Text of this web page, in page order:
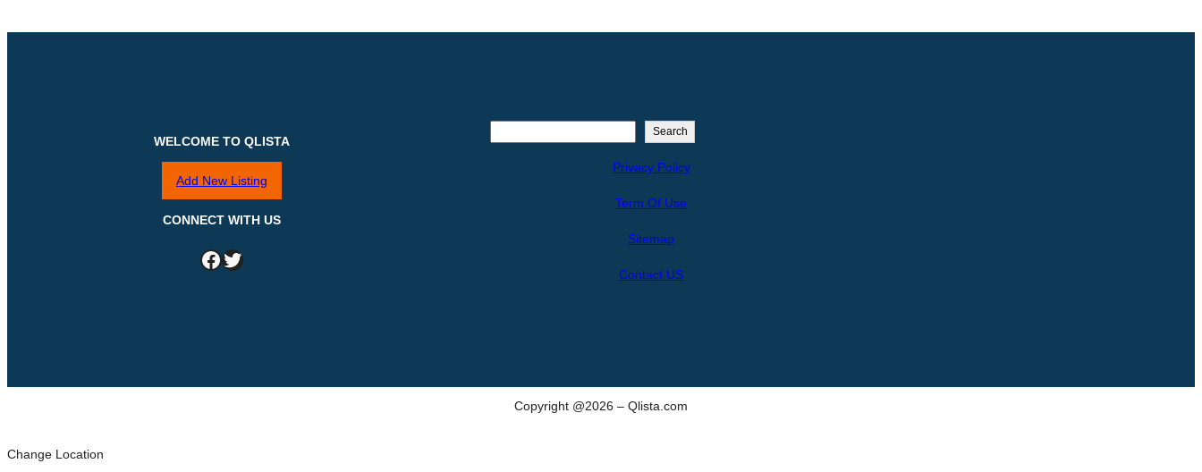
WELCOME TO QLISTA
Add New Listing
CONNECT WITH US
Facebook Twitter
Search
Privacy Policy
Term Of Use
Sitemap
Contact US
Copyright @2026 – Qlista.com
Change Location